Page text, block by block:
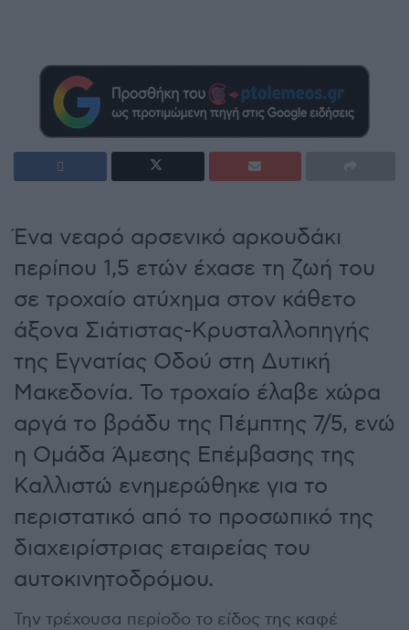
Ένα νεαρό αρσενικό αρκουδάκι
περίπου 1,5 ετών έχασε τη ζωή του
σε τροχαίο ατύχημα στον κάθετο
άξονα Σιάτιστας-Κρυσταλλοπηγής
της Εγνατίας Οδού στη Δυτική
Μακεδονία. Το τροχαίο έλαβε χώρα
αργά το βράδυ της Πέμπτης 7/5, ενώ
η Ομάδα Άμεσης Επέμβασης της
Καλλιστώ ενημερώθηκε για το
περιστατικό από το προσωπικό της
διαχειρίστριας εταιρείας του
αυτοκινητοδρόμου.
Την τρέχουσα περίοδο το είδος της καφέ